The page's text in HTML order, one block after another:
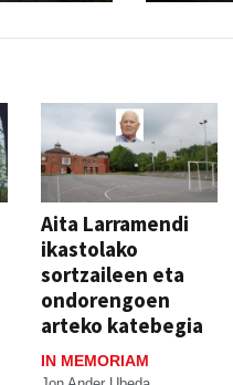
Aita Larramendi
ikastolako
sortzaileen eta
ondorengoen
arteko katebegia
IN MEMORIAM